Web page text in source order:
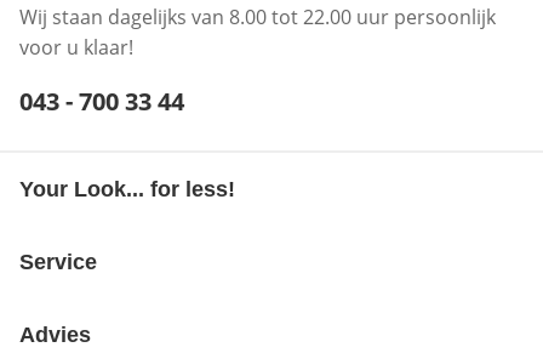
Wij staan dagelijks van 8.00 tot 22.00 uur persoonlijk
voor u klaar!
Telefoonnummer:
043 - 700 33 44
Your Look... for less!
Service
Advies